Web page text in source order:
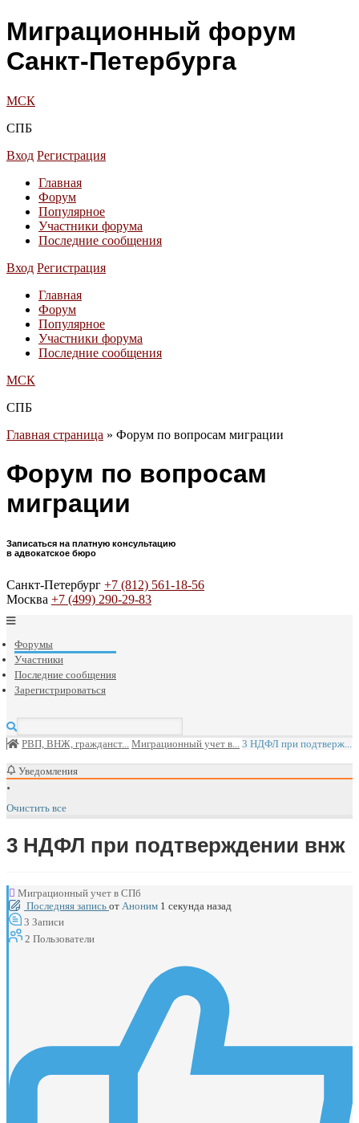
Миграционный форум
Санкт-Петербурга
МСК
СПБ
Вход Регистрация
Главная
Форум
Популярное
Участники форума
Последние сообщения
Вход Регистрация
Главная
Форум
Популярное
Участники форума
Последние сообщения
МСК
СПБ
Главная страница » Форум по вопросам миграции
Форум по вопросам
миграции
Записаться на платную консультацию
в адвокатское бюро
Санкт-Петербург +7 (812) 561-18-56
Москва +7 (499) 290-29-83
Форумы
Участники
Последние сообщения
Зарегистрироваться
РВП, ВНЖ, гражданст... Миграционный учет в... 3 НДФЛ при подтверж...
Уведомления
Очистить все
3 НДФЛ при подтверждении внж
Миграционный учет в СПб
Последняя запись от Аноним 1 секунда назад
3 Записи
2 Пользователи